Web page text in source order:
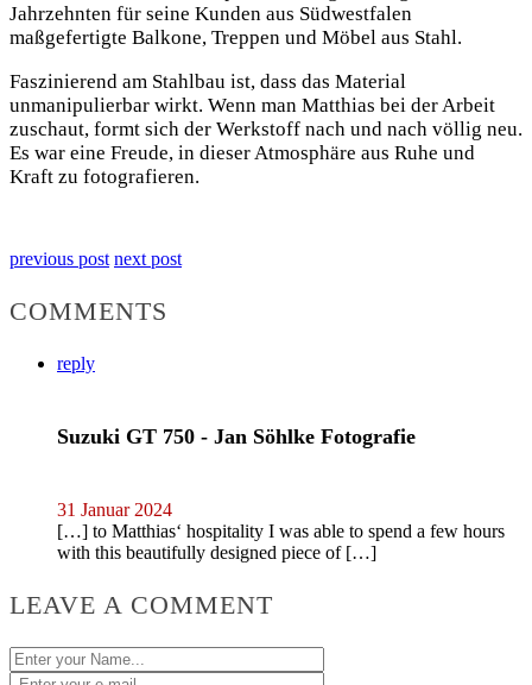
Jahrzehnten für seine Kunden aus Südwestfalen
maßgefertigte Balkone, Treppen und Möbel aus Stahl.
Faszinierend am Stahlbau ist, dass das Material
unmanipulierbar wirkt. Wenn man Matthias bei der Arbeit
zuschaut, formt sich der Werkstoff nach und nach völlig neu.
Es war eine Freude, in dieser Atmosphäre aus Ruhe und
Kraft zu fotografieren.
previous post next post
COMMENTS
reply
Suzuki GT 750 - Jan Söhlke Fotografie
31 Januar 2024
[…] to Matthias‘ hospitality I was able to spend a few hours
with this beautifully designed piece of […]
LEAVE A COMMENT